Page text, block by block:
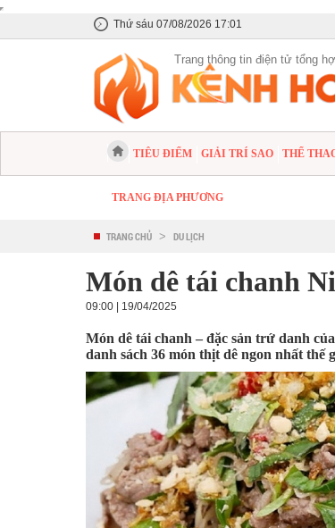
Thứ sáu 07/08/2026 17:01
Trang thông tin điện tử tổng
TIÊU ĐIỂM GIẢI TRÍ SAO THỂ
TRANG ĐỊA PHƯƠNG
TRANG CHỦ > DU LỊCH
Món dê tái chanh
09:00 | 19/04/2025
Món dê tái chanh – đặc sản trứ danh
danh sách 36 món thịt dê ngon nhất thế